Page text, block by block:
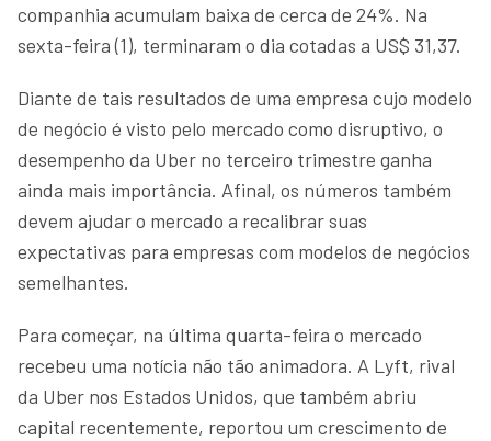
companhia acumulam baixa de cerca de 24%. Na
sexta-feira (1), terminaram o dia cotadas a US$ 31,37.
Diante de tais resultados de uma empresa cujo modelo
de negócio é visto pelo mercado como disruptivo, o
desempenho da Uber no terceiro trimestre ganha
ainda mais importância. Afinal, os números também
devem ajudar o mercado a recalibrar suas
expectativas para empresas com modelos de negócios
semelhantes.
Para começar, na última quarta-feira o mercado
recebeu uma notícia não tão animadora. A Lyft, rival
da Uber nos Estados Unidos, que também abriu
capital recentemente, reportou um crescimento de